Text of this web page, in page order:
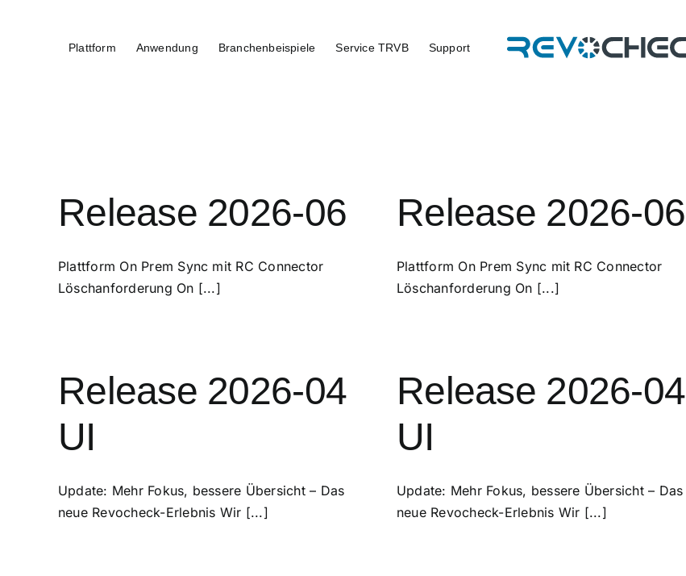
Plattform Anwendung Branchenbeispiele Service TRVB Support
Release 2026-06
Plattform On Prem Sync mit RC Connector
Löschanforderung On [...]
Release 2026-04
UI
Update: Mehr Fokus, bessere Übersicht – Das
neue Revocheck-Erlebnis Wir [...]
Release 2026-06
Plattform On Prem Sync mit RC Connector
Löschanforderung On [...]
Release 2026-04
UI
Update: Mehr Fokus, bessere Übersicht – Das
neue Revocheck-Erlebnis Wir [...]